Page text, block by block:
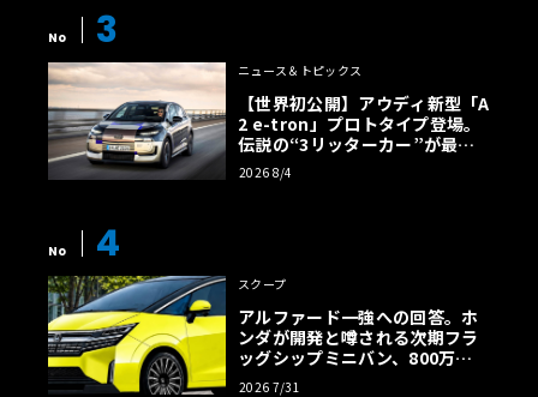
No 3
ニュース＆トピックス
【世界初公開】アウディ新型「A
2 e-tron」プロトタイプ登場。
伝説の“3リッターカー”が最高
効率エントリーBEVとして復活
【画像38枚】
2026 8/4
No 4
スクープ
アルファード一強への回答。ホ
ンダが開発と噂される次期フラ
ッグシップミニバン、800万円
超の勝算【予想CG】
2026 7/31